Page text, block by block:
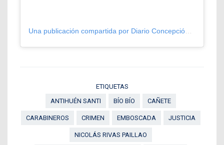
ETIQUETAS
ANTIHUÉN SANTI
BÍO BÍO CAÑETE
CARABINEROS CRIMEN EMBOSCADA JUSTICIA
NICOLÁS RIVAS PAILLAO